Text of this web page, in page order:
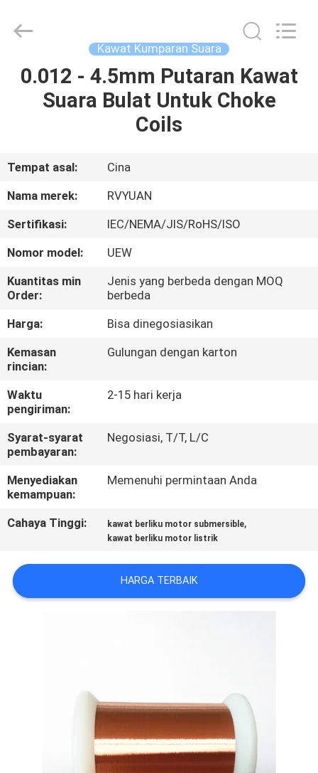
RUMAH
VIDEO
KITA
WISATA
PABRIK
KONTROL
KUALITAS
HUBUNGI
KAMI
BERITA
QUOTE
REQUEST
SUATU
Material
Co,.Ltd.
Reserved.
Kawat Kumparan Suara
0.012 - 4.5mm Putaran Kawat
Suara Bulat Untuk Choke
Coils
Tempat asal:
Cina
Nama merek:
RVYUAN
Sertifikasi:
IEC/NEMA/JIS/RoHS/ISO
Nomor model:
UEW
Kuantitas min
Order:
Jenis yang berbeda dengan MOQ
berbeda
Harga:
Bisa dinegosiasikan
Kemasan
rincian:
Gulungan dengan karton
Waktu
pengiriman:
2-15 hari kerja
Syarat-syarat
pembayaran:
Negosiasi, T/T, L/C
Menyediakan
kemampuan:
Memenuhi permintaan Anda
Cahaya Tinggi: kawat berliku motor submersible,
kawat berliku motor listrik
HARGA TERBAIK